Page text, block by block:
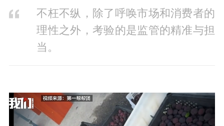
不枉不纵，除了呼唤市场和消费者的
理性之外，考验的是监管的精准与担
当。